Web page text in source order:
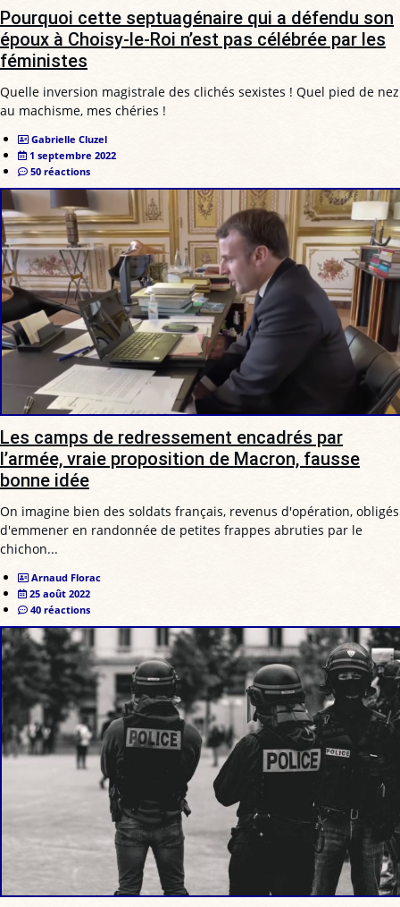
Pourquoi cette septuagénaire qui a défendu son
époux à Choisy-le-Roi n’est pas célébrée par les
féministes
Quelle inversion magistrale des clichés sexistes ! Quel pied de nez
au machisme, mes chéries !
Gabrielle Cluzel
1 septembre 2022
50 réactions
Les camps de redressement encadrés par
l’armée, vraie proposition de Macron, fausse
bonne idée
On imagine bien des soldats français, revenus d'opération, obligés
d'emmener en randonnée de petites frappes abruties par le
chichon...
Arnaud Florac
25 août 2022
40 réactions